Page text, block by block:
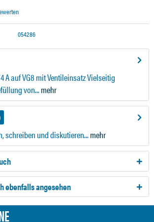
054286
A auf VG8 mit Ventileinsatz Vielseitig
von...mehr
schreiben und diskutieren...mehr
ebenfalls angesehen